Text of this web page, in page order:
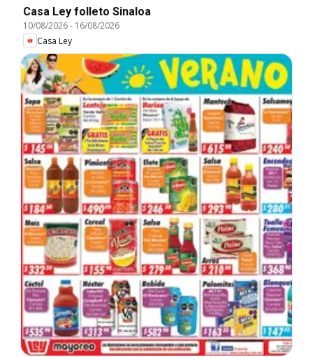
Casa Ley folleto Sinaloa
10/08/2026- 16/08/2026
Casa Ley